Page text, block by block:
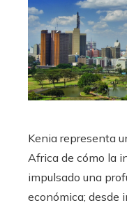
Kenia representa
Africa de cómo la
impulsado una
económica; desde